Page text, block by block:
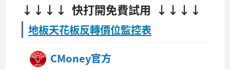
↓↓↓↓ 快打開免費試用 ↓↓↓↓
地板天花板反轉價位監控表
CMoney官方